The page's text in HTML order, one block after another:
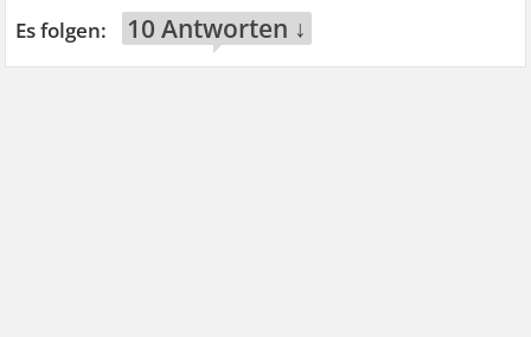
10 Antworten ↓